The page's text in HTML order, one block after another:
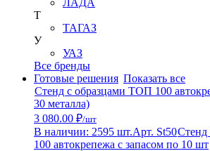
Т
ТАГАЗ
У
УАЗ
Все бренды
Готовые решения Показать все
Стенд с образцами ТОП 100
30 металла)
3 080.00 ₽/шт
В наличии: 2595 шт.Арт. St50
100 автокрепежа с запасом по 10 шт